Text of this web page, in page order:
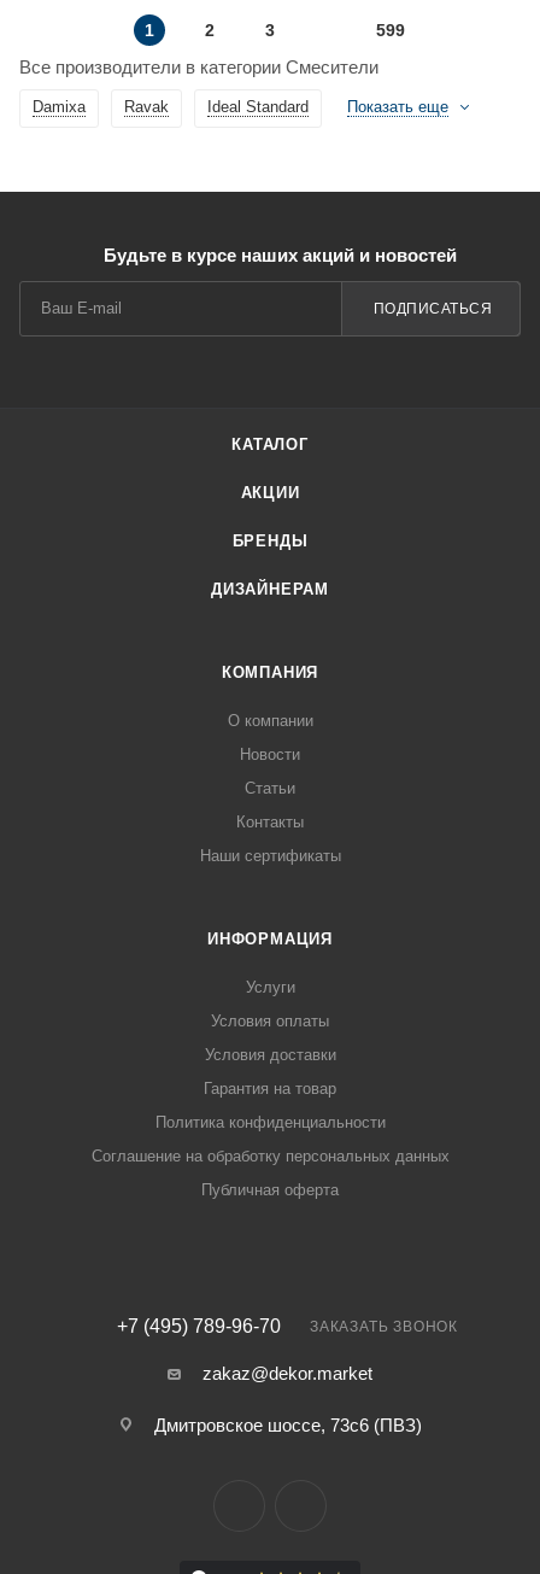
1 2 3 599
Все производители в категории Смесители
Damixa Ravak Ideal Standard Показать еще
Будьте в курсе наших акций и новостей
ПОДПИСАТЬСЯ
КАТАЛОГ
АКЦИИ
БРЕНДЫ
ДИЗАЙНЕРАМ
КОМПАНИЯ
О компании
Новости
Статьи
Контакты
Наши сертификаты
ИНФОРМАЦИЯ
Услуги
Условия оплаты
Условия доставки
Гарантия на товар
Политика конфиденциальности
Соглашение на обработку персональных данных
Публичная оферта
+7 (495) 789-96-70 ЗАКАЗАТЬ ЗВОНОК
zakaz@dekor.market
Дмитровское шоссе, 73с6 (ПВЗ)